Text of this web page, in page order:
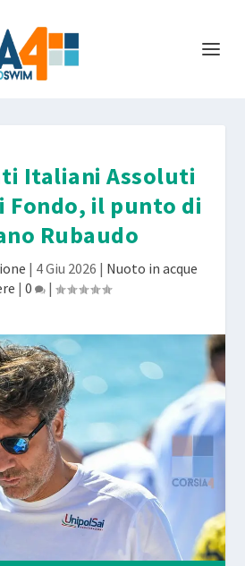
Italiani Assoluti
Fondo, il punto di
Rubaudo
| 4 Giu 2026 | Nuoto in acque
| 0 |